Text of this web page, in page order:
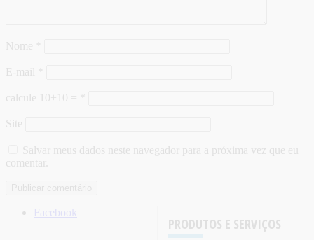
Nome
E-mail
calcule 10+10 =
Site
Salvar meus dados neste navegador para a próxima vez que eu
comentar.
PRODUTOS E SERVIÇOS
Facebook